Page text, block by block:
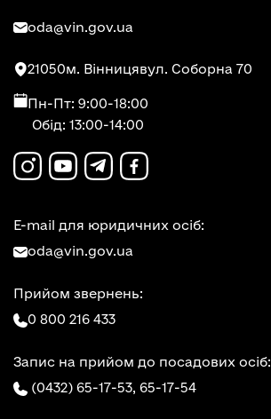
oda@vin.gov.ua
21050м. Вінницявул. Соборна 70
Пн-Пт: 9:00-18:00
Обід: 13:00-14:00
E-mail для юридичних осіб:
oda@vin.gov.ua
Прийом звернень:
0 800 216 433
Запис на прийом до посадових осіб:
(0432) 65-17-53, 65-17-54